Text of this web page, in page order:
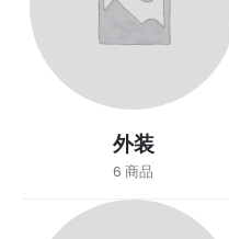
外装
6 商品